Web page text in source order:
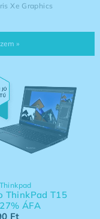
Xe Graphics
ThinkPad T15
ÁFA
Ft